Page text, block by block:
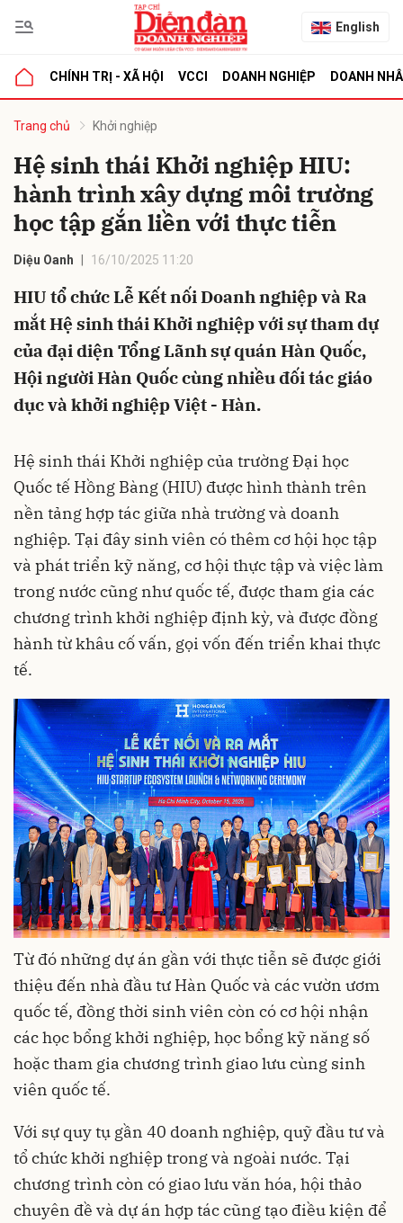
English
CHÍNH TRỊ - XÃ HỘI VCCI DOANH NGHIỆP DOANH
Trang chủ Khởi nghiệp
Hệ sinh thái Khởi nghiệp HIU:
hành trình xây dựng môi trường
học tập gắn liền với thực tiễn
Diệu Oanh 16/10/2025 11:20
HIU tổ chức Lễ Kết nối Doanh nghiệp và Ra
mắt Hệ sinh thái Khởi nghiệp với sự tham dự
của đại diện Tổng Lãnh sự quán Hàn Quốc,
Hội người Hàn Quốc cùng nhiều đối tác giáo
dục và khởi nghiệp Việt - Hàn.
Hệ sinh thái Khởi nghiệp của trường Đại học
Quốc tế Hồng Bàng (HIU) được hình thành trên
nền tảng hợp tác giữa nhà trường và doanh
nghiệp. Tại đây sinh viên có thêm cơ hội học tập
và phát triển kỹ năng, cơ hội thực tập và việc làm
trong nước cũng như quốc tế, được tham gia các
chương trình khởi nghiệp định kỳ, và được đồng
hành từ khâu cố vấn, gọi vốn đến triển khai thực
tế.
Từ đó những dự án gần với thực tiễn sẽ được giới
thiệu đến nhà đầu tư Hàn Quốc và các vườn ươm
quốc tế, đồng thời sinh viên còn có cơ hội nhận
các học bổng khởi nghiệp, học bổng kỹ năng số
hoặc tham gia chương trình giao lưu cùng sinh
viên quốc tế.
Với sự quy tụ gần 40 doanh nghiệp, quỹ đầu tư và
tổ chức khởi nghiệp trong và ngoài nước. Tại
chương trình còn có giao lưu văn hóa, hội thảo
chuyên đề và dự án hợp tác cũng tạo điều kiện để
luận
Hủy